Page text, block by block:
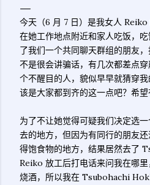
今天（6 月 7 日）是我女人
在她工作地点附近和家人吃饭，
了我们一个共同聊天群组的朋友
不是很会讲骗话，有几次都差点
个不醒目的人，貌似早早就猜穿
该是大家都到齐的这一点吧？希望
为了不让她觉得可疑我们决定选
去的地方，但因为有同行的朋友
得饱食物的地方，结果居然去了
Reiko 放工后打电话来问我在哪
烧酒，所以我在 Tsubohachi